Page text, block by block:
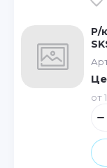
Р/
от